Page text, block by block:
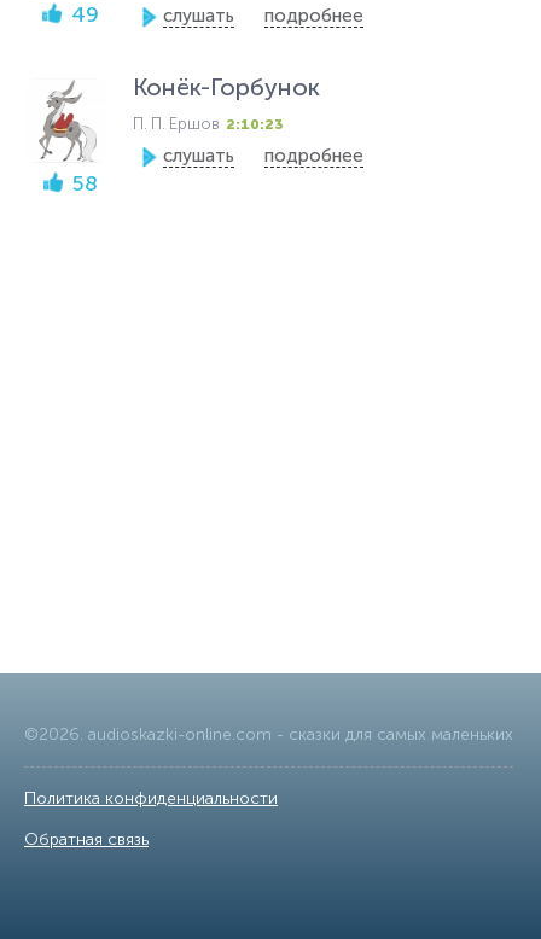
49 слушать подробнее
58
Конёк-Горбунок
П. П. Ершов 2:10:23
слушать подробнее
©2026. audioskazki-online.com - сказки для самых маленьких
Политика конфиденциальности
Обратная связь